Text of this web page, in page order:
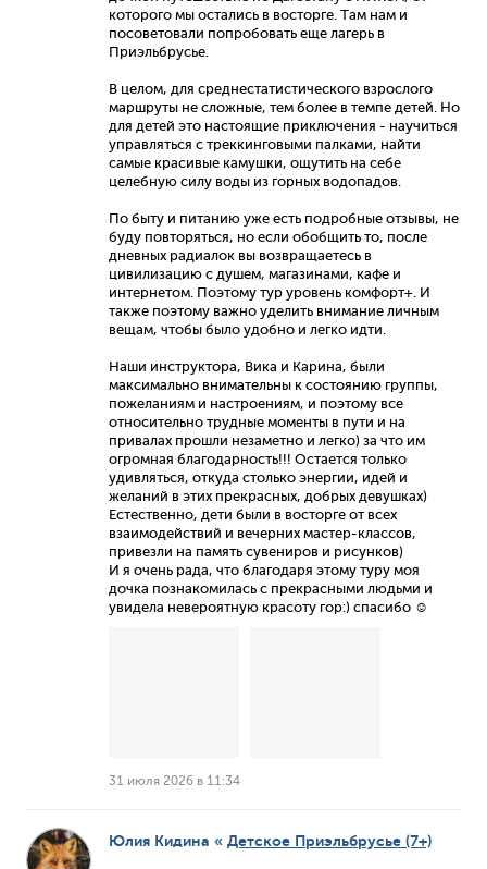
которого мы остались в восторге. Там нам и
посоветовали попробовать еще лагерь в
Приэльбрусье.
В целом, для среднестатистического взрослого
маршруты не сложные, тем более в темпе детей. Но
для детей это настоящие приключения - научиться
управляться с треккинговыми палками, найти
самые красивые камушки, ощутить на себе
целебную силу воды из горных водопадов.
По быту и питанию уже есть подробные отзывы, не
буду повторяться, но если обобщить то, после
дневных радиалок вы возвращаетесь в
цивилизацию с душем, магазинами, кафе и
интернетом. Поэтому тур уровень комфорт+. И
также поэтому важно уделить внимание личным
вещам, чтобы было удобно и легко идти.
Наши инструктора, Вика и Карина, были
максимально внимательны к состоянию группы,
пожеланиям и настроениям, и поэтому все
относительно трудные моменты в пути и на
привалах прошли незаметно и легко) за что им
огромная благодарность!!! Остается только
удивляться, откуда столько энергии, идей и
желаний в этих прекрасных, добрых девушках)
Естественно, дети были в восторге от всех
взаимодействий и вечерних мастер-классов,
привезли на память сувениров и рисунков)
И я очень рада, что благодаря этому туру моя
дочка познакомилась с прекрасными людьми и
увидела невероятную красоту гор:) спасибо ☺️
31 июля 2026 в 11:34
Юлия Кидина « Детское Приэльбрусье (7+)